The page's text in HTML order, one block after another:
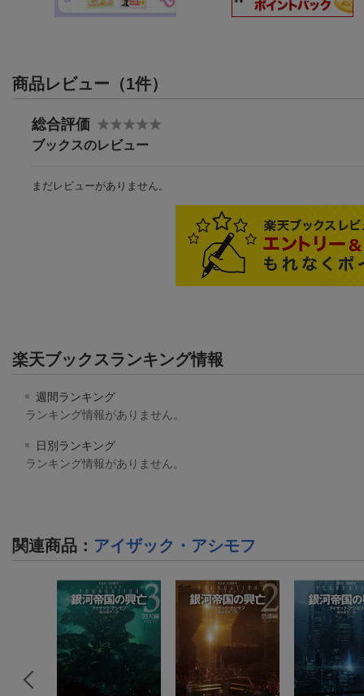
商品レビュー（1件）
総合評価
ブックスのレビュー
まだレビューがありません。
楽天ブックスランキング情報
週間ランキング
ランキング情報がありません。
日別ランキング
ランキング情報がありません。
関連商品 ： アイザック・アシモフ